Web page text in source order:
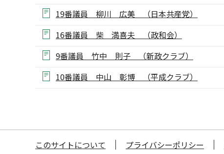
19番議員 柳川 広美 （日本共産党）
16番議員 柴 満喜夫 （政和会）
9番議員 竹中 則子 （新政クラブ）
10番議員 中山 彰博 （平成クラブ）
このサイトについて プライバシーポリシー